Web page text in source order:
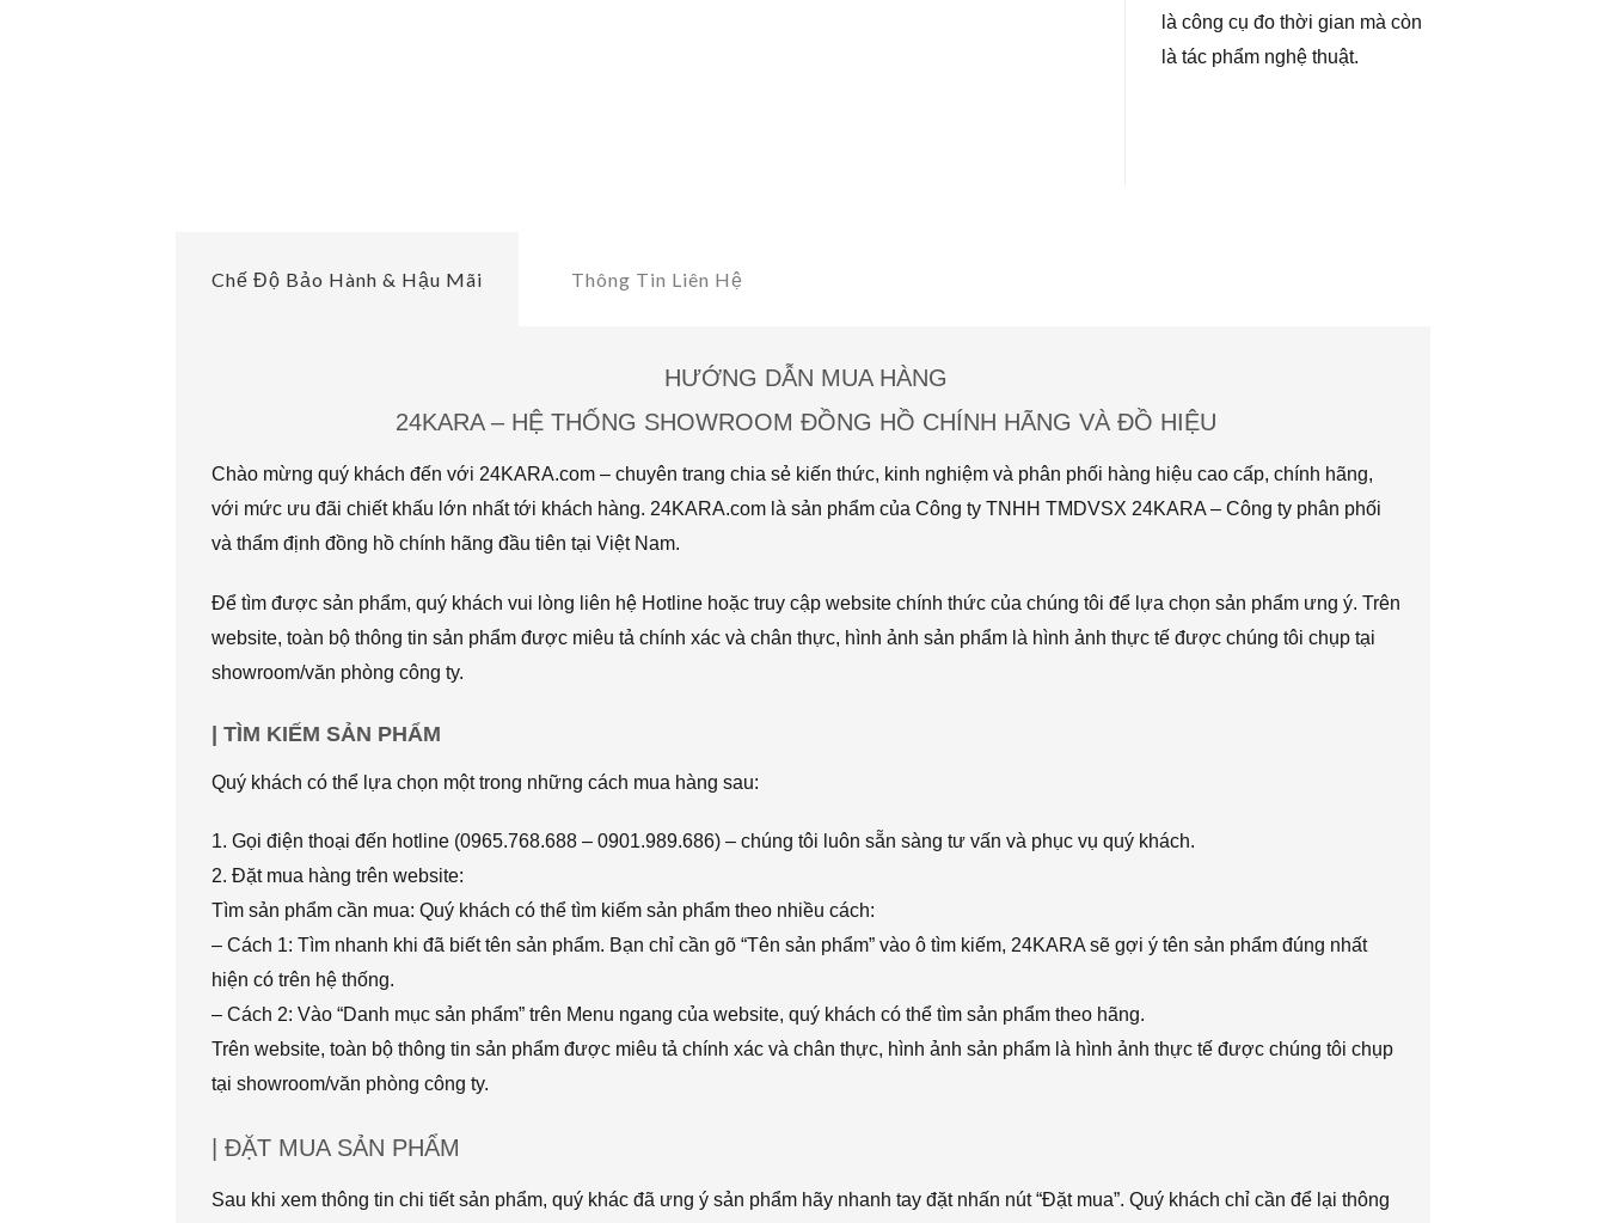
là công cụ đo thời gian mà còn
là tác phẩm nghệ thuật.
Chế Độ Bảo Hành & Hậu Mãi Thông Tin Liên Hệ
HƯỚNG DẪN MUA HÀNG
24KARA – HỆ THỐNG SHOWROOM ĐỒNG HỒ CHÍNH HÃNG VÀ ĐỒ HIỆU
Chào mừng quý khách đến với 24KARA.com – chuyên trang chia sẻ kiến thức, kinh nghiệm và phân phối hàng hiệu cao cấp, chính hãng,
với mức ưu đãi chiết khấu lớn nhất tới khách hàng. 24KARA.com là sản phẩm của Công ty TNHH TMDVSX 24KARA – Công ty phân phối
và thẩm định đồng hồ chính hãng đầu tiên tại Việt Nam.
Để tìm được sản phẩm, quý khách vui lòng liên hệ Hotline hoặc truy cập website chính thức của chúng tôi để lựa chọn sản phẩm ưng ý. Trên
website, toàn bộ thông tin sản phẩm được miêu tả chính xác và chân thực, hình ảnh sản phẩm là hình ảnh thực tế được chúng tôi chụp tại
showroom/văn phòng công ty.
| TÌM KIẾM SẢN PHẨM
Quý khách có thể lựa chọn một trong những cách mua hàng sau:
1. Gọi điện thoại đến hotline (0965.768.688 – 0901.989.686) – chúng tôi luôn sẵn sàng tư vấn và phục vụ quý khách.
2. Đặt mua hàng trên website:
Tìm sản phẩm cần mua: Quý khách có thể tìm kiếm sản phẩm theo nhiều cách:
– Cách 1: Tìm nhanh khi đã biết tên sản phẩm. Bạn chỉ cần gõ “Tên sản phẩm” vào ô tìm kiếm, 24KARA sẽ gợi ý tên sản phẩm đúng nhất
hiện có trên hệ thống.
– Cách 2: Vào “Danh mục sản phẩm” trên Menu ngang của website, quý khách có thể tìm sản phẩm theo hãng.
Trên website, toàn bộ thông tin sản phẩm được miêu tả chính xác và chân thực, hình ảnh sản phẩm là hình ảnh thực tế được chúng tôi chụp
tại showroom/văn phòng công ty.
| ĐẶT MUA SẢN PHẨM
Sau khi xem thông tin chi tiết sản phẩm, quý khác đã ưng ý sản phẩm hãy nhanh tay đặt nhấn nút “Đặt mua”. Quý khách chỉ cần để lại thông